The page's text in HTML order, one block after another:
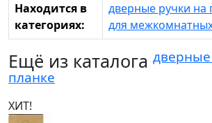
Находится в
категориях:
дверные ручки на
для
Ещё из каталога
планке
ХИТ!